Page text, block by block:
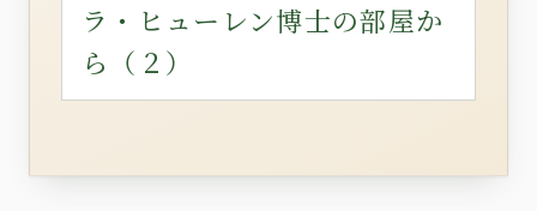
ラ・ヒューレン博士の部屋か
ら（２）